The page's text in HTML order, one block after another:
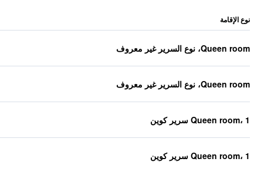
نوع الإقامة
Queen room، نوع السرير غير معروف
Queen room، نوع السرير غير معروف
Queen room، 1 سرير كوين
Queen room، 1 سرير كوين